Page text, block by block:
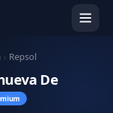
› Repsol
De